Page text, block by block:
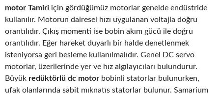
motor Tamiri için gördüğümüz motorlar genelde endüstride
kullanılır. Motorun dairesel hızı uygulanan voltajla doğru
orantılıdır. Çıkış momenti ise bobin akım gücü ile doğru
orantılıdır. Eğer hareket duyarlı bir halde denetlenmek
isteniyorsa geri besleme kullanılmalıdır. Genel DC servo
motorlar, üzerilerinde yer ve hız algılayıcıları bulundurur.
Büyük redüktörlü dc motor bobinli statorlar bulunurken,
ufak olanlarında sabit mıknatıs statorlar bulunur. Samarium